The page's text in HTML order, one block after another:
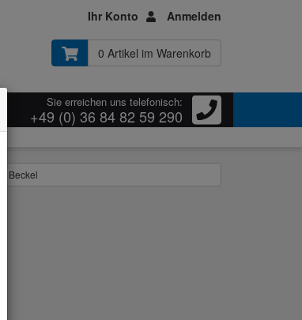
Ihr Konto Anmelden
0 Artikel im Warenkorb
Sie erreichen uns telefonisch:
+49 (0) 36 84 82 59 290
Beckel